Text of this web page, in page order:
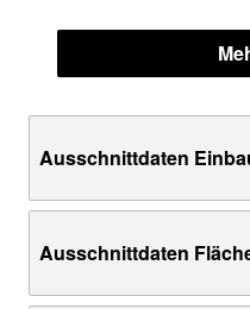
Ausschnittdaten
Ausschnittdaten